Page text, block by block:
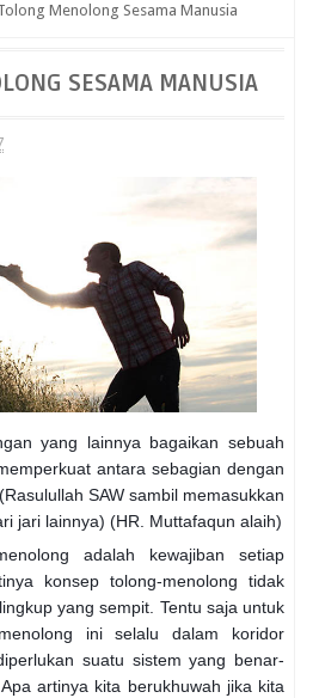
Menolong Sesama Manusia
SESAMA MANUSIA
yang lainnya bagaikan sebuah
antara sebagian dengan
SAW sambil memasukkan
jari lainnya) (HR. Muttafaqun alaih)
adalah kewajiban setiap
konsep tolong-menolong tidak
yang sempit. Tentu saja untuk
ini selalu dalam koridor
suatu sistem yang benar-
artinya kita berukhuwah jika kita